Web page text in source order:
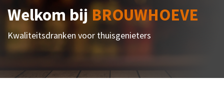
Welkom bijBROUWHOEVE
Kwaliteitsdranken voor thuisgenieters